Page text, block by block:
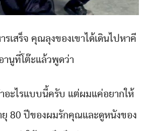
รเสร็จ คุณลุงของเขาได้เดินไปหาคี
านูที่โต๊ะแล้วพูดว่า
อะไรแบบนี้ครับ แต่ผมแค่อยากให้
80 ปีของผมรักคุณและดูหนังของ